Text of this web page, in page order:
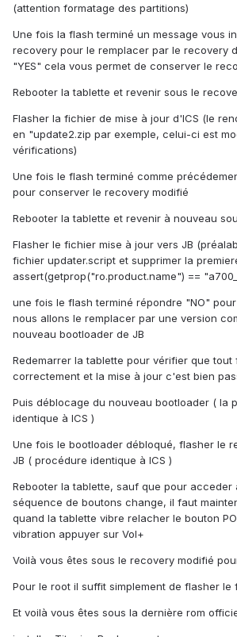
(attention formatage des partitions)
Une fois la flash terminé un message vous
recovery pour le remplacer par le recovery
"YES" cela vous permet de conserver le
Rebooter la tablette et revenir sous le
Flasher la fichier de mise à jour d'ICS (le
en "update2.zip par exemple, celui-ci est
vérifications)
Une fois le flash terminé comme
pour conserver le recovery modifié
Rebooter la tablette et revenir à nouveau
Flasher le fichier mise à jour vers JB
fichier updater.script et supprimer la
assert(getprop("ro.product.name") ==
une fois le flash terminé répondre "NO"
nous allons le remplacer par une version
nouveau bootloader de JB
Redemarrer la tablette pour vérifier que tout
correctement et la mise à jour c'est bien
Puis déblocage du nouveau bootloader ( la
identique à ICS )
Une fois le bootloader débloqué, flasher le
JB ( procédure identique à ICS )
Rebooter la tablette, sauf que pour acceder
séquence de boutons change, il faut
quand la tablette vibre relacher le bouton
vibration appuyer sur Vol+
Voilà vous êtes sous le recovery modifié
Pour le root il suffit simplement de flasher
Et voilà vous êtes sous la dernière rom